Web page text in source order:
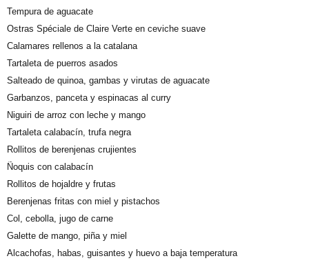
Tempura de aguacate
Ostras Spéciale de Claire Verte en ceviche suave
Calamares rellenos a la catalana
Tartaleta de puerros asados
Salteado de quinoa, gambas y virutas de aguacate
Garbanzos, panceta y espinacas al curry
Niguiri de arroz con leche y mango
Tartaleta calabacín, trufa negra
Rollitos de berenjenas crujientes
Ñoquis con calabacín
Rollitos de hojaldre y frutas
Berenjenas fritas con miel y pistachos
Col, cebolla, jugo de carne
Galette de mango, piña y miel
Alcachofas, habas, guisantes y huevo a baja temperatura